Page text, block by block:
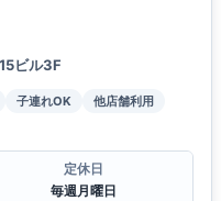
ビル3F
子連れOK
他店舗利用
定休日
毎週月曜日